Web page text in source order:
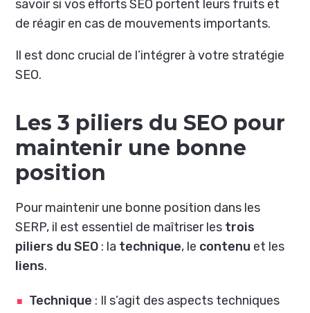
savoir si vos efforts SEO portent leurs fruits et
de réagir en cas de mouvements importants.
Il est donc crucial de l’intégrer à votre stratégie
SEO.
Les 3 piliers du SEO pour
maintenir une bonne
position
Pour maintenir une bonne position dans les
SERP, il est essentiel de maîtriser les trois
piliers du SEO : la technique, le contenu et les
liens.
Technique : Il s’agit des aspects techniques